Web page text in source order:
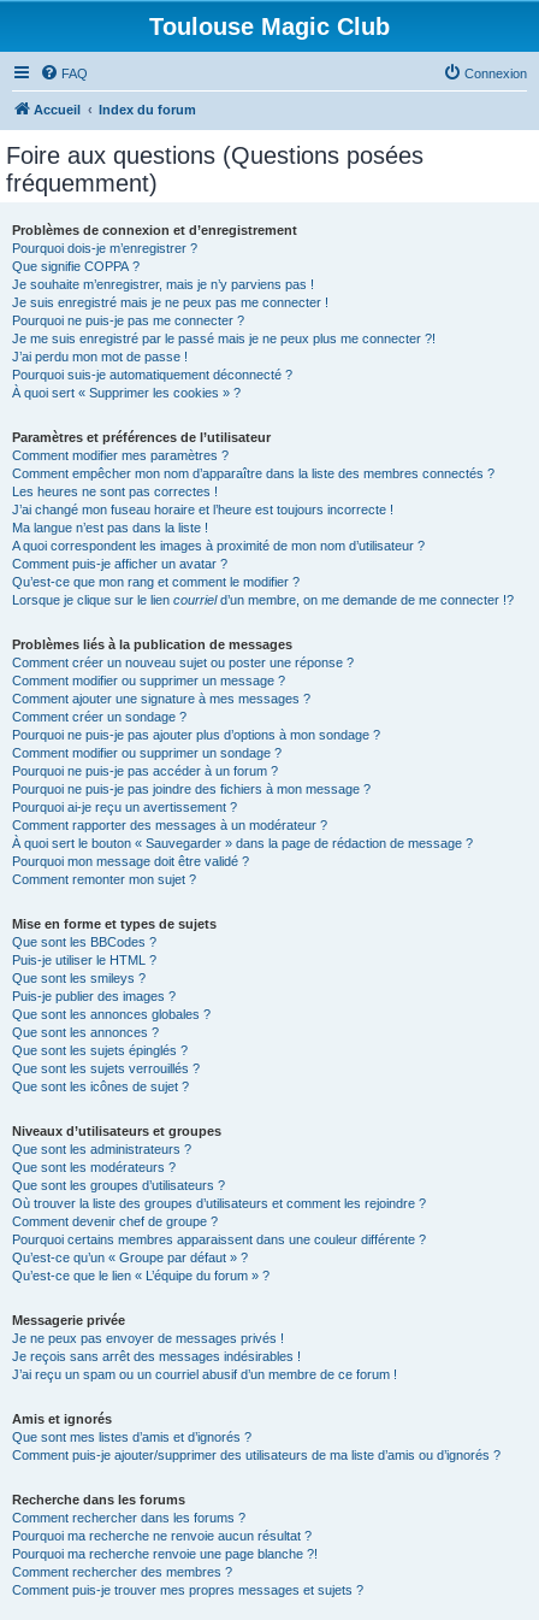
Toulouse Magic Club
FAQ Connexion
Accueil Index du forum
Foire aux questions (Questions posées
fréquemment)
Problèmes de connexion et d’enregistrement
Pourquoi dois-je m’enregistrer ?
Que signifie COPPA ?
Je souhaite m’enregistrer, mais je n’y parviens pas !
Je suis enregistré mais je ne peux pas me connecter !
Pourquoi ne puis-je pas me connecter ?
Je me suis enregistré par le passé mais je ne peux plus me connecter ?!
J’ai perdu mon mot de passe !
Pourquoi suis-je automatiquement déconnecté ?
À quoi sert « Supprimer les cookies » ?
Paramètres et préférences de l’utilisateur
Comment modifier mes paramètres ?
Comment empêcher mon nom d’apparaître dans la liste des membres connectés ?
Les heures ne sont pas correctes !
J’ai changé mon fuseau horaire et l’heure est toujours incorrecte !
Ma langue n’est pas dans la liste !
A quoi correspondent les images à proximité de mon nom d’utilisateur ?
Comment puis-je afficher un avatar ?
Qu’est-ce que mon rang et comment le modifier ?
Lorsque je clique sur le lien courrield’un membre, on me demande de me connecter !?
Problèmes liés à la publication de messages
Comment créer un nouveau sujet ou poster une réponse ?
Comment modifier ou supprimer un message ?
Comment ajouter une signature à mes messages ?
Comment créer un sondage ?
Pourquoi ne puis-je pas ajouter plus d’options à mon sondage ?
Comment modifier ou supprimer un sondage ?
Pourquoi ne puis-je pas accéder à un forum ?
Pourquoi ne puis-je pas joindre des fichiers à mon message ?
Pourquoi ai-je reçu un avertissement ?
Comment rapporter des messages à un modérateur ?
À quoi sert le bouton « Sauvegarder » dans la page de rédaction de message ?
Pourquoi mon message doit être validé ?
Comment remonter mon sujet ?
Mise en forme et types de sujets
Que sont les BBCodes ?
Puis-je utiliser le HTML ?
Que sont les smileys ?
Puis-je publier des images ?
Que sont les annonces globales ?
Que sont les annonces ?
Que sont les sujets épinglés ?
Que sont les sujets verrouillés ?
Que sont les icônes de sujet ?
Niveaux d’utilisateurs et groupes
Que sont les administrateurs ?
Que sont les modérateurs ?
Que sont les groupes d’utilisateurs ?
Où trouver la liste des groupes d’utilisateurs et comment les rejoindre ?
Comment devenir chef de groupe ?
Pourquoi certains membres apparaissent dans une couleur différente ?
Qu’est-ce qu’un « Groupe par défaut » ?
Qu’est-ce que le lien « L’équipe du forum » ?
Messagerie privée
Je ne peux pas envoyer de messages privés !
Je reçois sans arrêt des messages indésirables !
J’ai reçu un spam ou un courriel abusif d’un membre de ce forum !
Amis et ignorés
Que sont mes listes d’amis et d’ignorés ?
Comment puis-je ajouter/supprimer des utilisateurs de ma liste d’amis ou d’ignorés ?
Recherche dans les forums
Comment rechercher dans les forums ?
Pourquoi ma recherche ne renvoie aucun résultat ?
Pourquoi ma recherche renvoie une page blanche ?!
Comment rechercher des membres ?
Comment puis-je trouver mes propres messages et sujets ?